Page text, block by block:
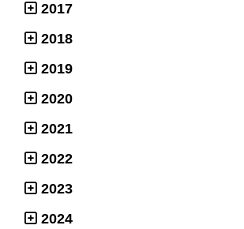
2017
2018
2019
2020
2021
2022
2023
2024